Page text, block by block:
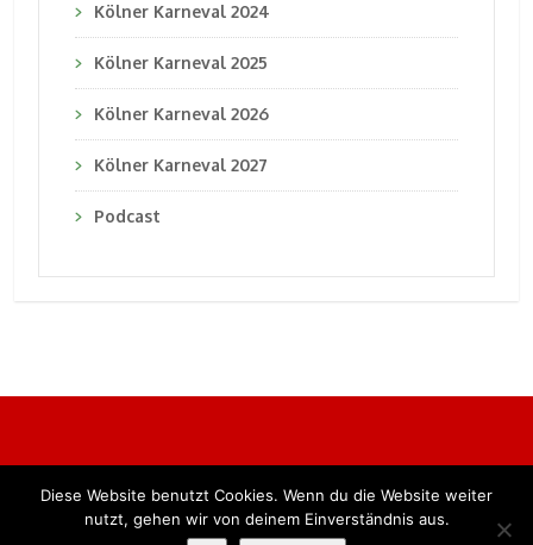
Kölner Karneval 2024
Kölner Karneval 2025
Kölner Karneval 2026
Kölner Karneval 2027
Podcast
Alle Rechte vorbehalten. BKB Verlag GmbH
Diese Website benutzt Cookies. Wenn du die Website weiter
nutzt, gehen wir von deinem Einverständnis aus.